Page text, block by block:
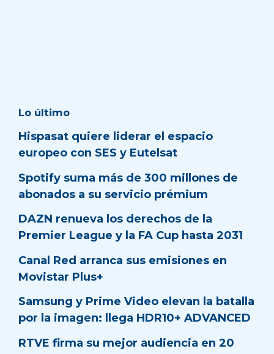
Lo último
Hispasat quiere liderar el espacio
europeo con SES y Eutelsat
Spotify suma más de 300 millones de
abonados a su servicio prémium
DAZN renueva los derechos de la
Premier League y la FA Cup hasta 2031
Canal Red arranca sus emisiones en
Movistar Plus+
Samsung y Prime Video elevan la batalla
por la imagen: llega HDR10+ ADVANCED
RTVE firma su mejor audiencia en 20